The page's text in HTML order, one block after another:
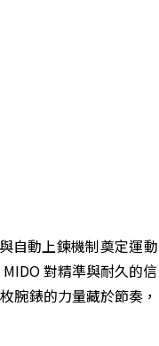
自動上鍊機制奠定運動
對精準與耐久的信
腕錶的力量藏於節奏，